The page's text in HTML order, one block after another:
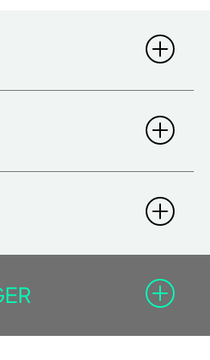
PLUS SH
dans l'espace professionnel